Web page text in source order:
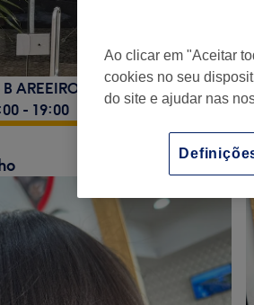
AREEIRO LISBOA
- 19:00
Ao clicar em "Aceitar
cookies no seu
do site e ajudar nas